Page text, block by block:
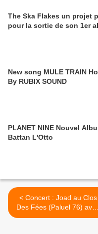
The Ska Flakes un projet
pour la sortie de son 1er
New song MULE TRAIN
By RUBIX SOUND
PLANET NINE Nouvel
Battan L'Otto
< Concert : Joad au Clos
Des Fées (Paluel 76) avec
Sylvain Barbaray &